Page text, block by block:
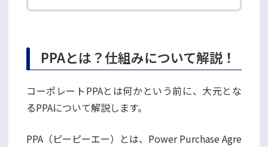
PPAとは？仕組みについて解説！
コーポレートPPAとは何かという前に、大元とな
るPPAについて解説します。
PPA（ピーピーエー）とは、Power Purchase Agre